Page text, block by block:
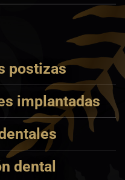
postizas
implantadas
dental